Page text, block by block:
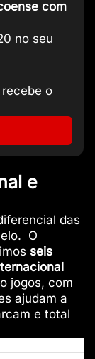
com
no seu
o
e
das
O
seis
jogos, com
ajudam a
e total